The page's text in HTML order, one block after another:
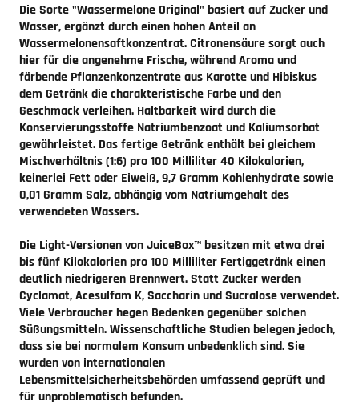
Die Sorte "Wassermelone Original" basiert auf Zucker und
Wasser, ergänzt durch einen hohen Anteil an
Wassermelonensaftkonzentrat. Citronensäure sorgt auch
hier für die angenehme Frische, während Aroma und
färbende Pflanzenkonzentrate aus Karotte und Hibiskus
dem Getränk die charakteristische Farbe und den
Geschmack verleihen. Haltbarkeit wird durch die
Konservierungsstoffe Natriumbenzoat und Kaliumsorbat
gewährleistet. Das fertige Getränk enthält bei gleichem
Mischverhältnis (1:6) pro 100 Milliliter 40 Kilokalorien,
keinerlei Fett oder Eiweiß, 9,7 Gramm Kohlenhydrate sowie
0,01 Gramm Salz, abhängig vom Natriumgehalt des
verwendeten Wassers.
Die Light-Versionen von JuiceBox™ besitzen mit etwa drei
bis fünf Kilokalorien pro 100 Milliliter Fertiggetränk einen
deutlich niedrigeren Brennwert. Statt Zucker werden
Cyclamat, Acesulfam K, Saccharin und Sucralose verwendet.
Viele Verbraucher hegen Bedenken gegenüber solchen
Süßungsmitteln. Wissenschaftliche Studien belegen jedoch,
dass sie bei normalem Konsum unbedenklich sind. Sie
wurden von internationalen
Lebensmittelsicherheitsbehörden umfassend geprüft und
für unproblematisch befunden.